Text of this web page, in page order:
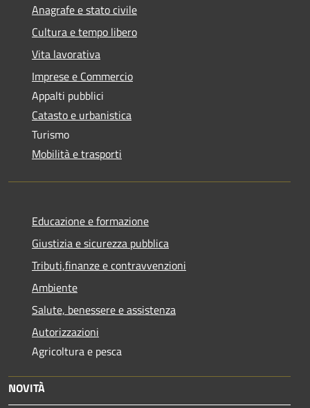
Anagrafe e stato civile
Cultura e tempo libero
Vita lavorativa
Imprese e Commercio
Appalti pubblici
Catasto e urbanistica
Turismo
Mobilità e trasporti
Educazione e formazione
Giustizia e sicurezza pubblica
Tributi,finanze e contravvenzioni
Ambiente
Salute, benessere e assistenza
Autorizzazioni
Agricoltura e pesca
NOVITÀ